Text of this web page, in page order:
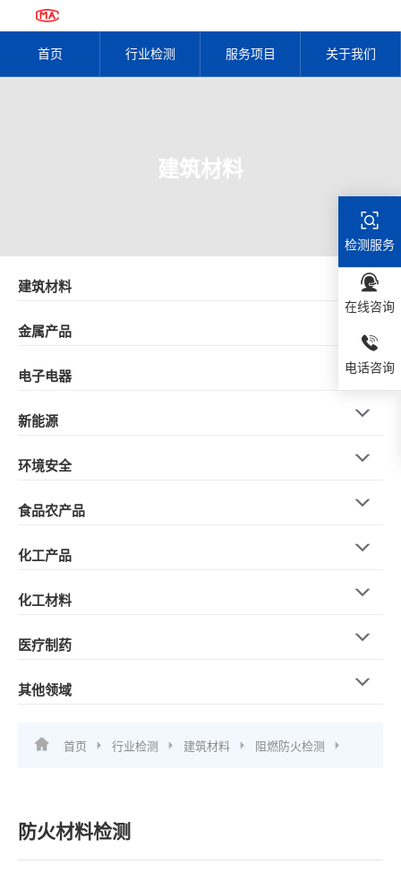
首页 行业检测 服务项目 关于我们
建筑材料
建筑材料
金属产品
电子电器
新能源
环境安全
食品农产品
化工产品
化工材料
医疗制药
其他领域
首页 行业检测 建筑材料 阻燃防火检测
防火材料检测
检测服务
在线咨询
电话咨询